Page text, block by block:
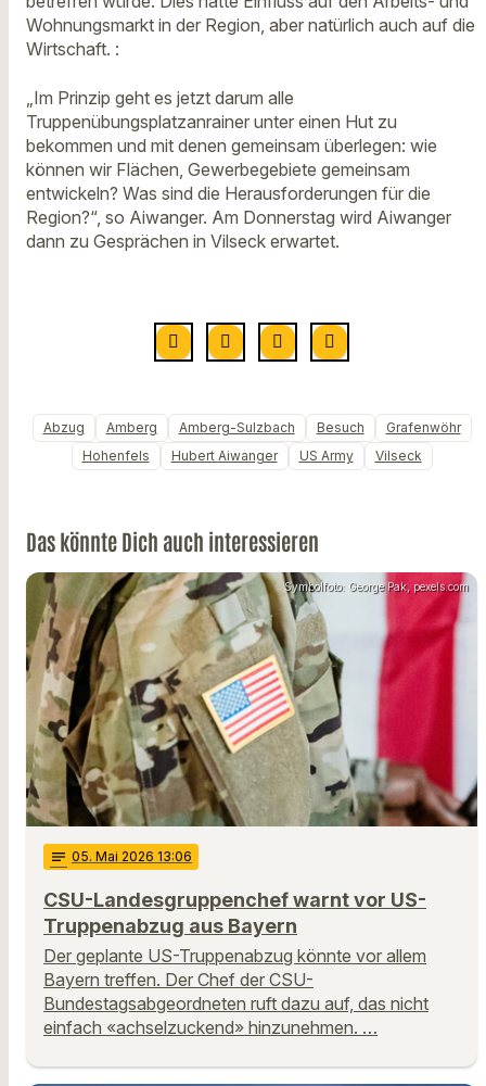
Wohnungsmarkt in der Region, aber natürlich auch auf die
Wirtschaft. :
„Im Prinzip geht es jetzt darum alle
Truppenübungsplatzanrainer unter einen Hut zu
bekommen und mit denen gemeinsam überlegen: wie
können wir Flächen, Gewerbegebiete gemeinsam
entwickeln? Was sind die Herausforderungen für die
Region?“, so Aiwanger. Am Donnerstag wird Aiwanger
dann zu Gesprächen in Vilseck erwartet.
Abzug Amberg Amberg-Sulzbach Besuch
Grafenwöhr
Hohenfels
Hubert Aiwanger US Army Vilseck
Das könnte Dich auch interessieren
Symbolfoto: George Pak, pexels.com
notes 05. Mai 2026 13:06
CSU-Landesgruppenchef warnt vor US-
Truppenabzug aus Bayern
Der geplante US-Truppenabzug könnte vor allem
Bayern treffen. Der Chef der CSU-
Bundestagsabgeordneten ruft dazu auf, das nicht
einfach «achselzuckend» hinzunehmen. …